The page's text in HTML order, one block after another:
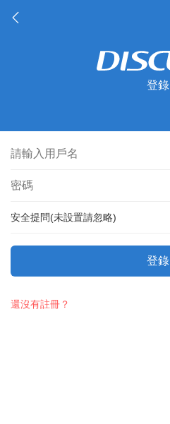
登錄
安全提問(未設置請忽略)
登錄
還沒有註冊？